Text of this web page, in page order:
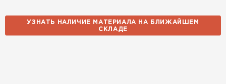
УЗНАТЬ НАЛИЧИЕ МАТЕРИАЛА НА БЛИЖАЙШЕМ
СКЛАДЕ